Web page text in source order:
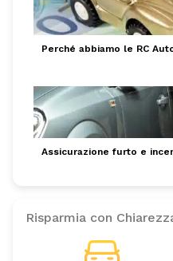
Perché abbiamo le RC
Assicurazione furto e
Risparmia con